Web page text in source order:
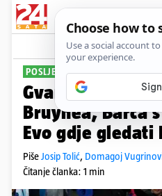
POSLJEDNJI DAN 1. KOLA
Gvardiol na
Bruynea, Barca
Evo gdje gledati
PišeJosip Tolić, Domagoj
Čitanje članka: 1 min